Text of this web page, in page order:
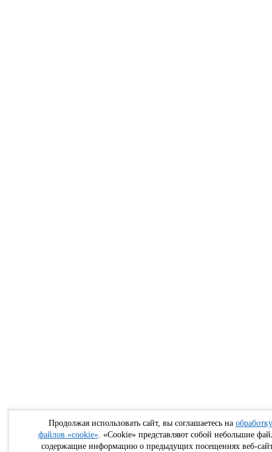
Продолжая использовать сайт, вы соглашаетесь на обработку
файлов «cookie». «Cookie» представляют собой небольшие
содержащие информацию о предыдущих посещениях веб-